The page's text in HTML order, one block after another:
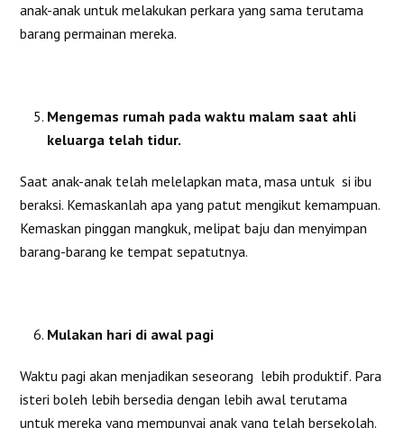
anak-anak untuk melakukan perkara yang sama terutama
barang permainan mereka.
Mengemas rumah pada waktu malam saat ahli
keluarga telah tidur.
Saat anak-anak telah melelapkan mata, masa untuk si ibu
beraksi. Kemaskanlah apa yang patut mengikut kemampuan.
Kemaskan pinggan mangkuk, melipat baju dan menyimpan
barang-barang ke tempat sepatutnya.
Mulakan hari di awal pagi
Waktu pagi akan menjadikan seseorang lebih produktif. Para
isteri boleh lebih bersedia dengan lebih awal terutama
untuk mereka yang mempunyai anak yang telah bersekolah.